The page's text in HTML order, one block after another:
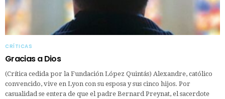
CRÍTICAS
Gracias a Dios
(Crítica cedida por la Fundación López Quintás) Alexandre, católico
convencido, vive en Lyon con su esposa y sus cinco hijos. Por
casualidad se entera de que el padre Bernard Preynat, el sacerdote